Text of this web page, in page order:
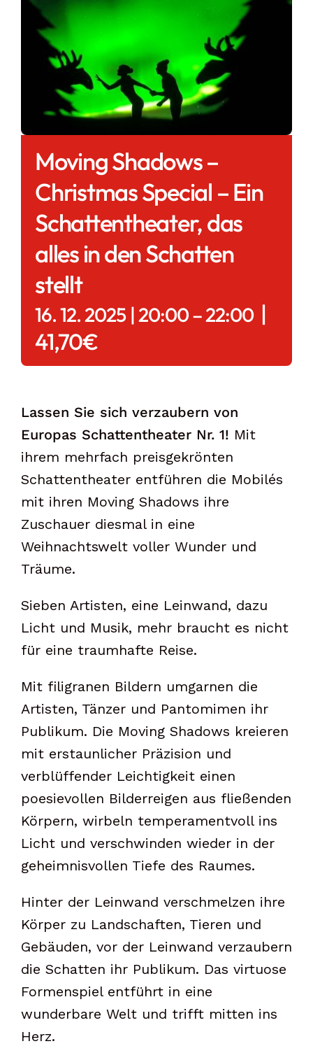
Moving Shadows –
Christmas Special – Ein
Schattentheater, das
alles in den Schatten
stellt
16. 12. 2025 | 20:00–22:00 |
41,70€
Lassen Sie sich verzaubern von
Europas Schattentheater Nr. 1! Mit
ihrem mehrfach preisgekrönten
Schattentheater entführen die Mobilés
mit ihren Moving Shadows ihre
Zuschauer diesmal in eine
Weihnachtswelt voller Wunder und
Träume.
Sieben Artisten, eine Leinwand, dazu
Licht und Musik, mehr braucht es nicht
für eine traumhafte Reise.
Mit filigranen Bildern umgarnen die
Artisten, Tänzer und Pantomimen ihr
Publikum. Die Moving Shadows kreieren
mit erstaunlicher Präzision und
verblüffender Leichtigkeit einen
poesievollen Bilderreigen aus fließenden
Körpern, wirbeln temperamentvoll ins
Licht und verschwinden wieder in der
geheimnisvollen Tiefe des Raumes.
Hinter der Leinwand verschmelzen ihre
Körper zu Landschaften, Tieren und
Gebäuden, vor der Leinwand verzaubern
die Schatten ihr Publikum. Das virtuose
Formenspiel entführt in eine
wunderbare Welt und trifft mitten ins
Herz.